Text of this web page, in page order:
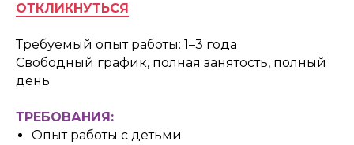
ОТКЛИКНУТЬСЯ
Требуемый опыт работы: 1–3 года
Свободный график, полная занятость, полный
день
ТРЕБОВАНИЯ:
Опыт работы с детьми